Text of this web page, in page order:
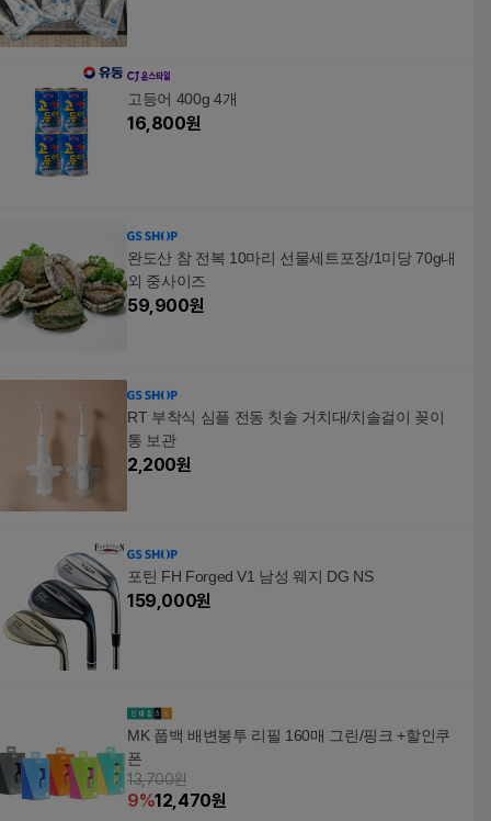
고등어 400g 4개
16,800원
완도산 참 전복 10마리 선물세트포장/1미당 70g내
외 중사이즈
59,900원
RT 부착식 심플 전동 칫솔 거치대/치솔걸이 꽂이
통 보관
2,200원
포틴 FH Forged V1 남성 웨지 DG NS
159,000원
MK 풉백 배변봉투 리필 160매 그린/핑크 +할인쿠
폰
13,700원
9%12,470원